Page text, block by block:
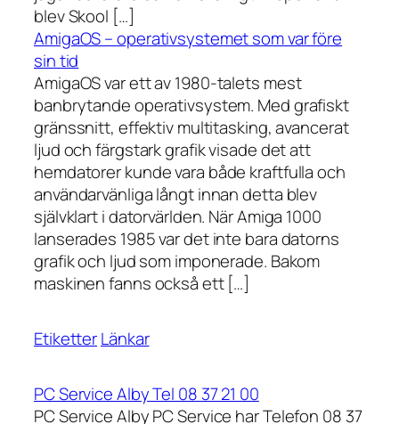
blev Skool […]
AmigaOS – operativsystemet som var före
sin tid
AmigaOS var ett av 1980-talets mest
banbrytande operativsystem. Med grafiskt
gränssnitt, effektiv multitasking, avancerat
ljud och färgstark grafik visade det att
hemdatorer kunde vara både kraftfulla och
användarvänliga långt innan detta blev
självklart i datorvärlden. När Amiga 1000
lanserades 1985 var det inte bara datorns
grafik och ljud som imponerade. Bakom
maskinen fanns också ett […]
EtiketterLänkar
PC Service Alby Tel 08 37 21 00
PC Service Alby PC Service har Telefon 08 37